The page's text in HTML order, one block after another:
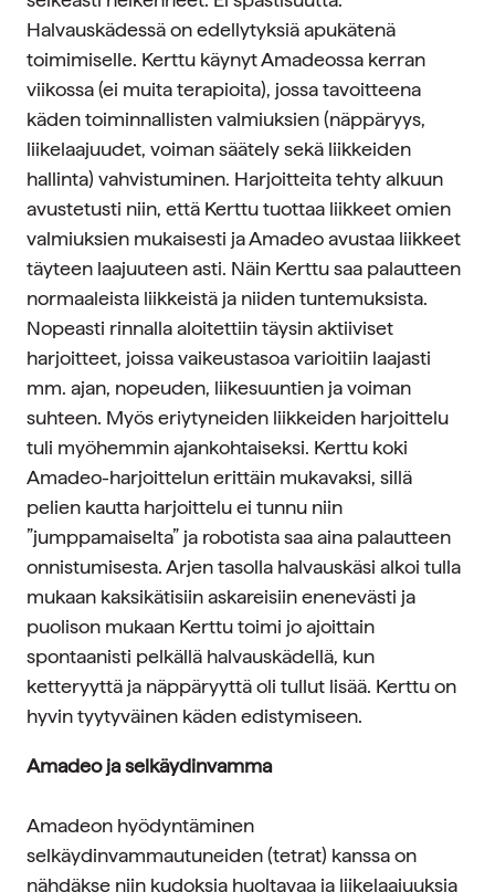
Halvauskädessä on edellytyksiä apukätenä
toimimiselle. Kerttu käynyt Amadeossa kerran
viikossa (ei muita terapioita), jossa tavoitteena
käden toiminnallisten valmiuksien (näppäryys,
liikelaajuudet, voiman säätely sekä liikkeiden
hallinta) vahvistuminen. Harjoitteita tehty alkuun
avustetusti niin, että Kerttu tuottaa liikkeet omien
valmiuksien mukaisesti ja Amadeo avustaa liikkeet
täyteen laajuuteen asti. Näin Kerttu saa palautteen
normaaleista liikkeistä ja niiden tuntemuksista.
Nopeasti rinnalla aloitettiin täysin aktiiviset
harjoitteet, joissa vaikeustasoa varioitiin laajasti
mm. ajan, nopeuden, liikesuuntien ja voiman
suhteen. Myös eriytyneiden liikkeiden harjoittelu
tuli myöhemmin ajankohtaiseksi. Kerttu koki
Amadeo-harjoittelun erittäin mukavaksi, sillä
pelien kautta harjoittelu ei tunnu niin
”jumppamaiselta” ja robotista saa aina palautteen
onnistumisesta. Arjen tasolla halvauskäsi alkoi tulla
mukaan kaksikätisiin askareisiin enenevästi ja
puolison mukaan Kerttu toimi jo ajoittain
spontaanisti pelkällä halvauskädellä, kun
ketteryyttä ja näppäryyttä oli tullut lisää. Kerttu on
hyvin tyytyväinen käden edistymiseen.
Amadeo ja selkäydinvamma
Amadeon hyödyntäminen
selkäydinvammautuneiden (tetrat) kanssa on
nähdäkse niin kudoksia huoltavaa ja liikelaajuuksia